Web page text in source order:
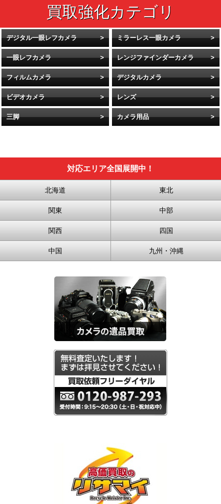
デジタル一眼レフカメラ ミラーレス一眼カメラ
一眼レフカメラ レンジファインダーカメラ
フィルムカメラ デジタルカメラ
ビデオカメラ レンズ
三脚 カメラ用品
対応エリア全国展開中！
北海道 東北
関東 中部
関西 四国
中国 九州・沖縄